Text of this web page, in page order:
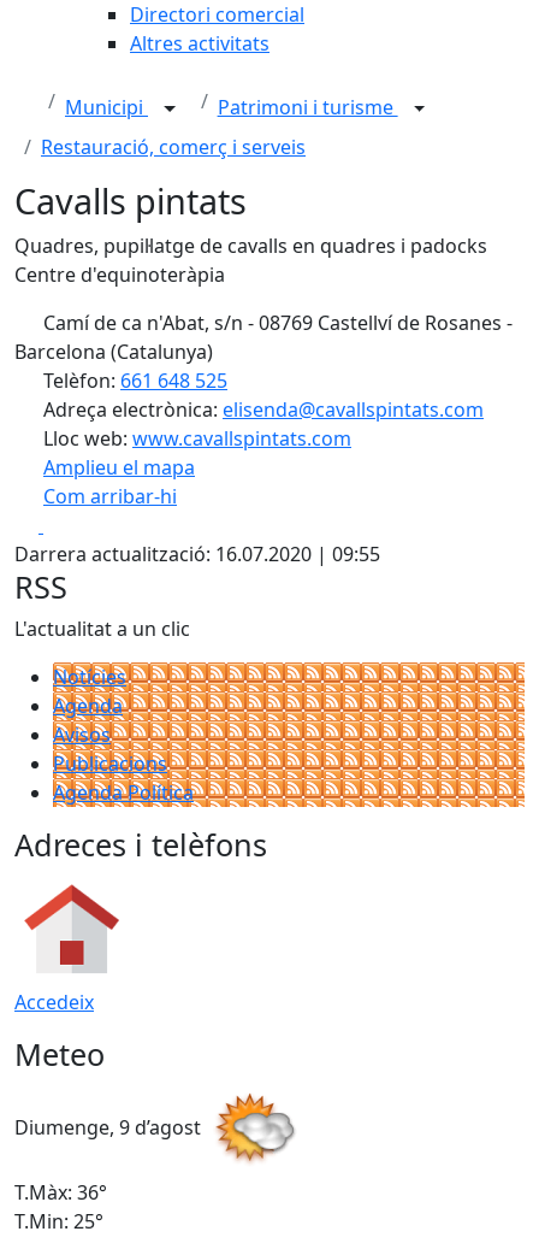
Directori comercial
Altres activitats
Municipi
Patrimoni i turisme
Restauració, comerç i serveis
Cavalls pintats
Quadres, pupil·latge de cavalls en quadres i padocks
Centre d'equinoteràpia
Camí de ca n'Abat, s/n - 08769 Castellví de Rosanes -
Barcelona (Catalunya)
Telèfon: 661 648 525
Adreça electrònica: elisenda@cavallspintats.com
Lloc web: www.cavallspintats.com
Amplieu el mapa
Com arribar-hi
+
−
Darrera actualització: 16.07.2020 | 09:55
RSS
L'actualitat a un clic
Notícies
Agenda
Avisos
Publicacions
Agenda Política
Adreces i telèfons
Accedeix
Meteo
Diumenge, 9 d’agost
T.Màx: 36°
T.Min: 25°